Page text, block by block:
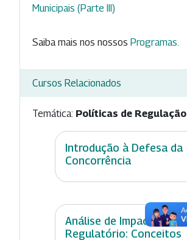
Municipais (Parte III)
Saiba mais nos nossos Programas
Cursos Relacionados
Temática: Políticas de Regulação
Introdução à Defesa da
Concorrência
Análise de Impacto
Regulatório: Conceitos